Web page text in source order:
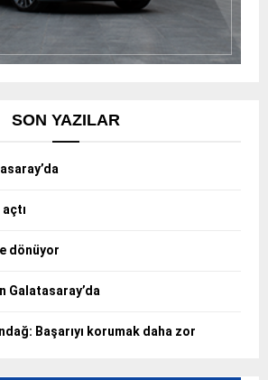
SON YAZILAR
dönüyor
Galatasaray’da
Başarıyı korumak daha zor